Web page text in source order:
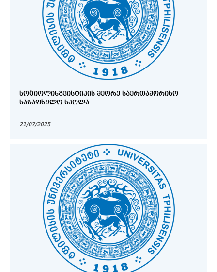
ᲡᲝᲪᲘᲝᲚᲘᲜᲒᲕᲘᲡᲢᲘᲙᲘᲡ ᲛᲔᲝᲠᲔ ᲡᲐᲔᲠᲗᲐᲨᲝᲠᲘᲡᲝ
ᲡᲐᲖᲐᲤᲮᲣᲚᲝ ᲡᲙᲝᲚᲐ
21/07/2025